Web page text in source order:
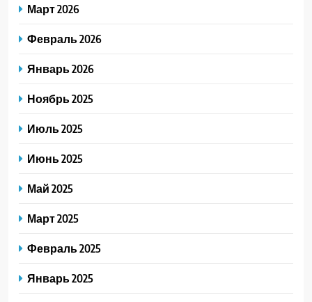
Март 2026
Февраль 2026
Январь 2026
Ноябрь 2025
Июль 2025
Июнь 2025
Май 2025
Март 2025
Февраль 2025
Январь 2025